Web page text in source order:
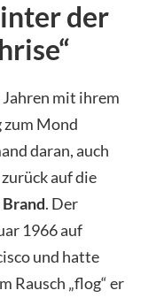
der
mit ihrem
zum Mond
daran, auch
auf die
. Der
1966 auf
und hatte
Rausch „flog“ er